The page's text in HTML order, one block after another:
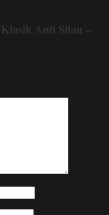
Klasik Anti Silau –